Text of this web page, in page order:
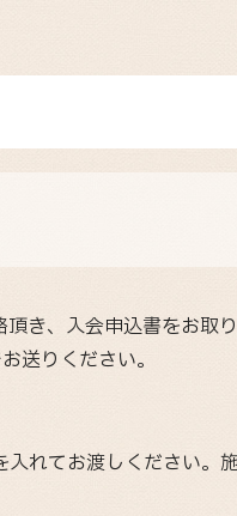
き、入会申込書をお取
送りください。
入れてお渡しください。